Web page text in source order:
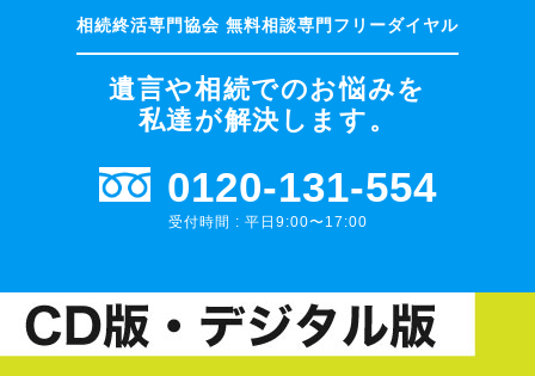
遺言や相続でのお悩みを
私達が解決します。
0120-131-554
受付時間 : 平日9:00〜17:00